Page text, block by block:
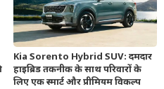
Kia Sorento Hybrid SUV: दमदार
हाइब्रिड तकनीक के साथ परिवारों के
लिए एक स्मार्ट और प्रीमियम विकल्प